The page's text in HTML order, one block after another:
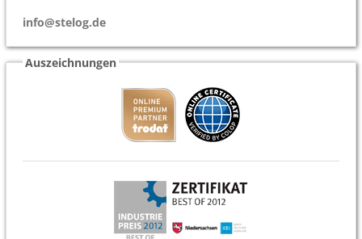
info@stelog.de
Auszeichnungen